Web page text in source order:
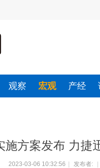
观察 宏观 产经
施方案发布 力捷
2023-03-06 10:32:56 发布者: